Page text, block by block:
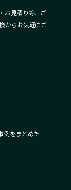
お見積り等、ご
からお気軽にご
例をまとめた